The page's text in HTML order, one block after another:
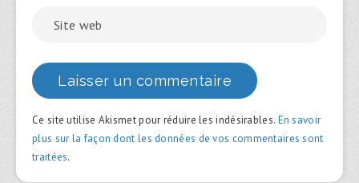
Ce site utilise Akismet pour réduire les indésirables. En savoir
plus sur la façon dont les données de vos commentaires sont
traitées.